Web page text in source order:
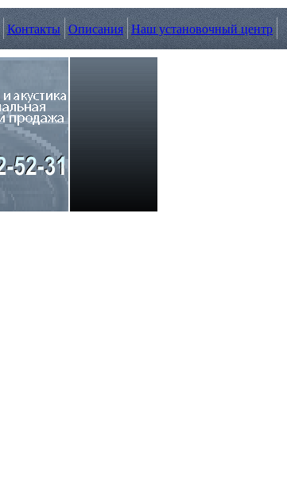
Контакты Описания Наш установочный центр